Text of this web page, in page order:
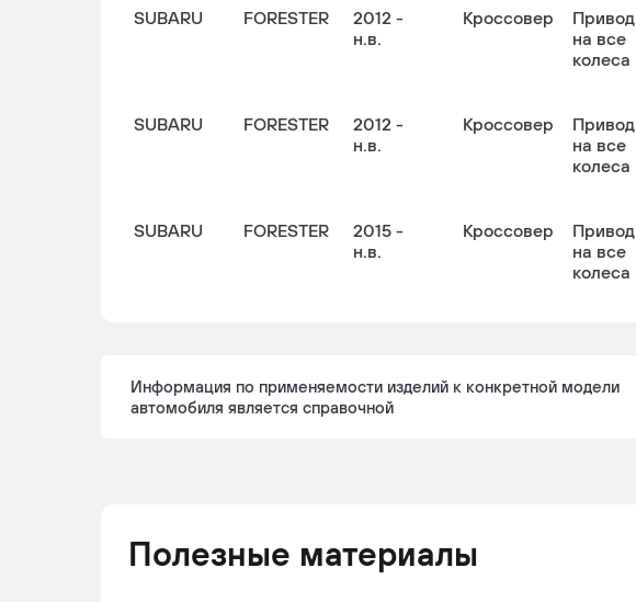
SUBARU FORESTER
2012 -
н.в.
Кроссовер
Привод
на все
колеса
SUBARU FORESTER
2012 -
н.в.
Кроссовер
Привод
на все
колеса
SUBARU FORESTER
2015 -
н.в.
Кроссовер
Привод
на все
колеса
Информация по применяемости изделий к конкретной модели
автомобиля является справочной
Полезные материалы